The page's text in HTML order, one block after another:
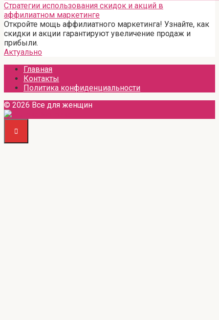
Стратегии использования скидок и акций в
аффилиатном маркетинге
Откройте мощь аффилиатного маркетинга! Узнайте, как
скидки и акции гарантируют увеличение продаж и
прибыли.
Актуально
Главная
Контакты
Политика конфиденциальности
© 2026 Все для женщин